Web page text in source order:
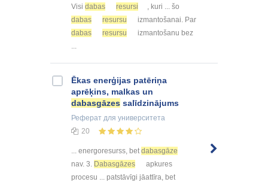
Visi dabas resursi
, kuri ... šo
dabas
resursu
izmantošanai. Par
dabas
resursu
izmantošanu bez
...
Ēkas enerģijas patēriņa
aprēķins, malkas un
dabasgāzes salīdzinājums
Реферат для университета
20
... energoresurss, bet dabasgāze
nav. 3. Dabasgāzes
apkures
procesu ... patstāvīgi jāattīra, bet